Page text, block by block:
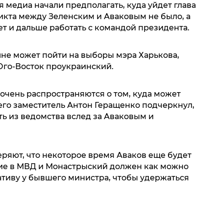
медиа начали предполагать, куда уйдет глава
между Зеленским и Аваковым не было, а
и дальше работать с командой президента.
может пойти на выборы мэра Харькова,
Восток проукраинский.
распространяются о том, куда может
заместитель Антон Геращенко подчеркнул,
из ведомства вслед за Аваковым и
что некоторое время Аваков еще будет
в МВД и Монастрыский должен как можно
у бывшего министра, чтобы удержаться